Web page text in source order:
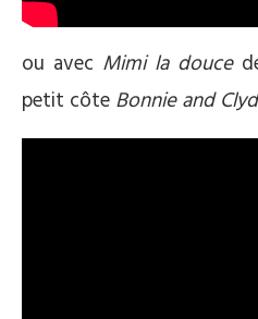
ou avec Mimi la douce
petit côte Bonnie and